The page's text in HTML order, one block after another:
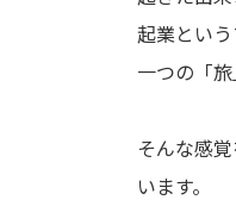
起業とい
一つの「旅
そんな感
います。